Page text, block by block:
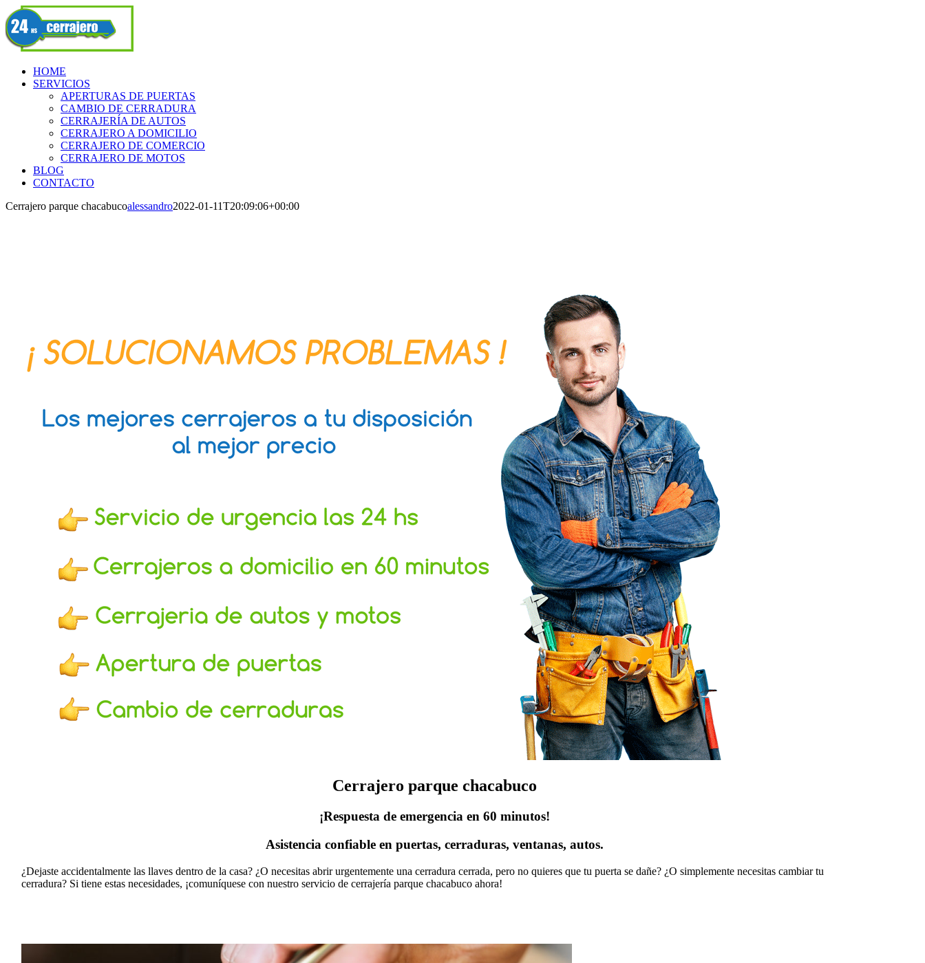
Skip
to
content
Facebook
HOME
SERVICIOS
APERTURAS DE PUERTAS
CAMBIO DE CERRADURA
CERRAJERÍA DE AUTOS
CERRAJERO A DOMICILIO
CERRAJERO DE COMERCIO
CERRAJERO DE MOTOS
BLOG
CONTACTO
Cerrajero parque chacabucoalessandro2022-01-11T20:09:06+00:00
Cerrajero parque chacabuco
¡Respuesta de emergencia en 60 minutos!
Asistencia confiable en puertas, cerraduras, ventanas, autos.
¿Dejaste accidentalmente las llaves dentro de la casa? ¿O necesitas abrir urgentemente una cerradura cerrada, pero no quieres que tu puerta se dañe? ¿O simplemente necesitas cambiar tu
cerradura? Si tiene estas necesidades, ¡comuníquese con nuestro servicio de cerrajería parque chacabuco ahora!